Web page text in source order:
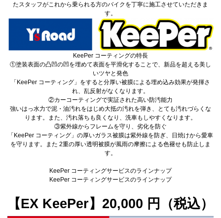
たスタッフがこれから乗られる方のバイクを丁寧に施工させていただきま
す。
KeePer コーティングの特長
①塗装表面の凸凹の凹を埋めて表面を平滑化することで、新品を超える美し
いツヤと発色
「KeePer コーティング」をすると分厚い被膜による埋め込み効果が発揮さ
れ、乱反射がなくなります。
②カーコーティングで実証された高い防汚能力
強いはっ水力で泥・油汚れをはじめ大抵の汚れを弾き、とても汚れづらくな
ります。また、汚れ落ちも良くなり、洗車もしやすくなります。
③紫外線からフレームを守り、劣化を防ぐ
「KeePer コーティング」の厚いガラス被膜は紫外線を防ぎ、日焼けから愛車
を守ります。また 2重の厚い透明被膜が風雨の摩擦による色褪せも防止しま
す。
KeePer コーティングサービスのラインナップ
KeePer コーティングサービスのラインナップ
【EX KeePer】20,000 円（税込）